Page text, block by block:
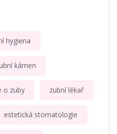
hygiena
kámen
o zuby zubní lékař
estetická stomatologie